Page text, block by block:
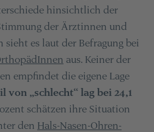
hinsichtlich der
der Ärztinnen und
es laut der Befragung bei
aus. Keiner der
empfindet die eigene Lage
von „schlecht“ lag bei 24,1
schätzen ihre Situation
den Hals-Nasen-Ohren-